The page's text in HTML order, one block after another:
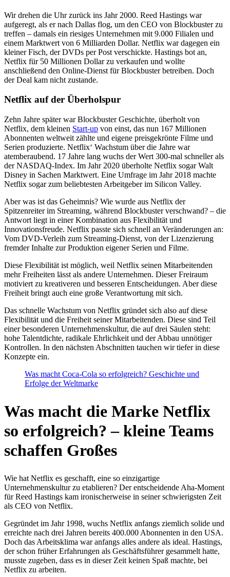
Wir drehen die Uhr zurück ins Jahr 2000. Reed Hastings war
aufgeregt, als er nach Dallas flog, um den CEO von Blockbuster zu
treffen – damals ein riesiges Unternehmen mit 9.000 Filialen und
einem Marktwert von 6 Milliarden Dollar. Netflix war dagegen ein
kleiner Fisch, der DVDs per Post verschickte. Hastings bot an,
Netflix für 50 Millionen Dollar zu verkaufen und wollte
anschließend den Online-Dienst für Blockbuster betreiben. Doch
der Deal kam nicht zustande.
Netflix auf der Überholspur
Zehn Jahre später war Blockbuster Geschichte, überholt von
Netflix, dem kleinen Start-up von einst, das nun 167 Millionen
Abonnenten weltweit zählte und eigene preisgekrönte Filme und
Serien produzierte. Netflix‘ Wachstum über die Jahre war
atemberaubend. 17 Jahre lang wuchs der Wert 300-mal schneller als
der NASDAQ-Index. Im Jahr 2020 überholte Netflix sogar Walt
Disney in Sachen Marktwert. Eine Umfrage im Jahr 2018 machte
Netflix sogar zum beliebtesten Arbeitgeber im Silicon Valley.
Aber was ist das Geheimnis? Wie wurde aus Netflix der
Spitzenreiter im Streaming, während Blockbuster verschwand? – die
Antwort liegt in einer Kombination aus Flexibilität und
Innovationsfreude. Netflix passte sich schnell an Veränderungen an:
Vom DVD-Verleih zum Streaming-Dienst, von der Lizenzierung
fremder Inhalte zur Produktion eigener Serien und Filme.
Diese Flexibilität ist möglich, weil Netflix seinen Mitarbeitenden
mehr Freiheiten lässt als andere Unternehmen. Dieser Freiraum
motiviert zu kreativeren und besseren Entscheidungen. Aber diese
Freiheit bringt auch eine große Verantwortung mit sich.
Das schnelle Wachstum von Netflix gründet sich also auf diese
Flexibilität und die Freiheit seiner Mitarbeitenden. Diese sind Teil
einer besonderen Unternehmenskultur, die auf drei Säulen steht:
hohe Talentdichte, radikale Ehrlichkeit und der Abbau unnötiger
Kontrollen. In den nächsten Abschnitten tauchen wir tiefer in diese
Konzepte ein.
Was macht Coca-Cola so erfolgreich? Geschichte und
Erfolge der Weltmarke
Was macht die Marke Netflix
so erfolgreich? – kleine Teams
schaffen Großes
Wie hat Netflix es geschafft, eine so einzigartige
Unternehmenskultur zu etablieren? Der entscheidende Aha-Moment
für Reed Hastings kam ironischerweise in seiner schwierigsten Zeit
als CEO von Netflix.
Gegründet im Jahr 1998, wuchs Netflix anfangs ziemlich solide und
erreichte nach drei Jahren bereits 400.000 Abonnenten in den USA.
Doch das Arbeitsklima war anfangs alles andere als ideal. Hastings,
der schon früher Erfahrungen als Geschäftsführer gesammelt hatte,
musste zugeben, dass es in dieser Zeit keinen Spaß machte, bei
Netflix zu arbeiten.